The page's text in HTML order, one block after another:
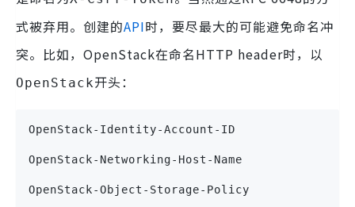
式被弃用。创建的API时，要尽最大的可能避免命名冲
突。比如，OpenStack在命名HTTP header时，以
OpenStack开头：
OpenStack-Identity-Account-ID
OpenStack-Networking-Host-Name
OpenStack-Object-Storage-Policy